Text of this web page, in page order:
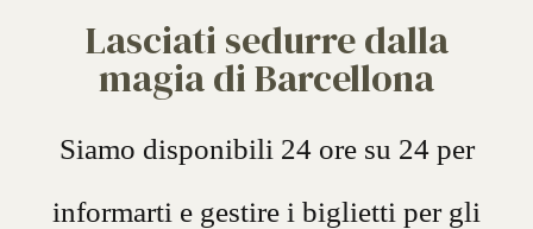
Lasciati sedurre dalla
magia di Barcellona
Siamo disponibili 24 ore su 24 per
informarti e gestire i biglietti per gli